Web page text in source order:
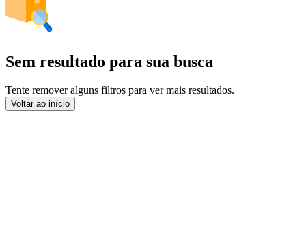
Sem resultado para sua busca
Tente remover alguns filtros para ver mais resultados.
Voltar ao início